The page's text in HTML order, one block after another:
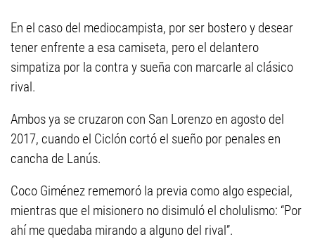
En el caso del mediocampista, por ser bostero y desear
tener enfrente a esa camiseta, pero el delantero
simpatiza por la contra y sueña con marcarle al clásico
rival.
Ambos ya se cruzaron con San Lorenzo en agosto del
2017, cuando el Ciclón cortó el sueño por penales en
cancha de Lanús.
Coco Giménez rememoró la previa como algo especial,
mientras que el misionero no disimuló el cholulismo: “Por
ahí me quedaba mirando a alguno del rival”.